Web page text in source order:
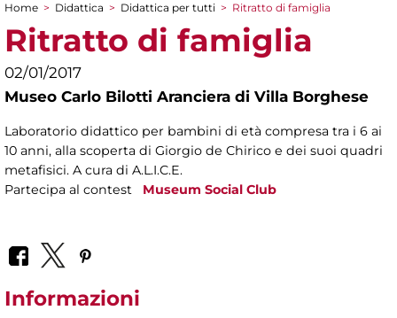
Tu sei qui
Home > Didattica > Didattica per tutti > Ritratto di famiglia
Ritratto di famiglia
02/01/2017
Museo Carlo Bilotti Aranciera di Villa Borghese
Laboratorio didattico per bambini di età compresa tra i 6 ai
10 anni, alla scoperta di Giorgio de Chirico e dei suoi quadri
metafisici. A cura di A.L.I.C.E.
Partecipa al contest Museum Social Club
Informazioni